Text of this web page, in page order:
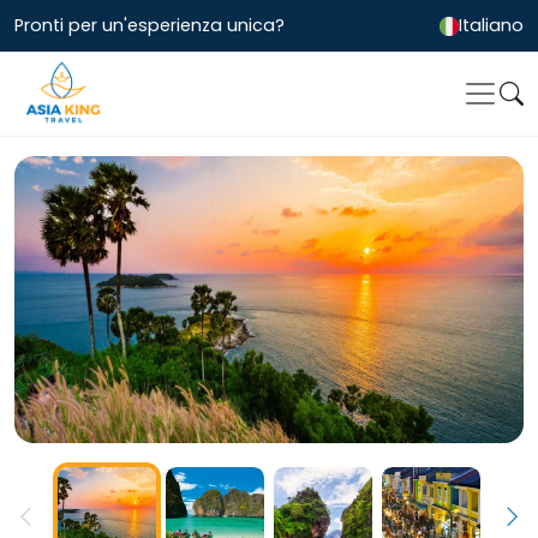
Pronti per un'esperienza unica? Italiano